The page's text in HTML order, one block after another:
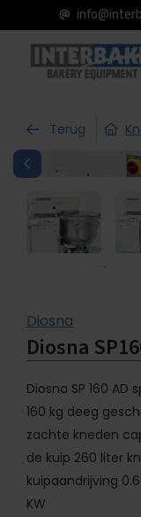
Terug
Diosna
Diosna
Diosna SP 160
160 kg deeg
zachte kneden
de kuip 260 liter
kuipaandrijving
KW